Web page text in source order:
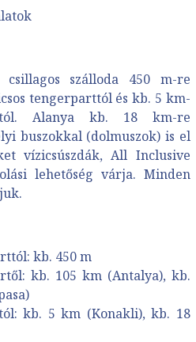
szálloda 450 m-re
tengerparttól és kb. 5 km-
Alanya kb. 18 km-re
buszokkal (dolmuszok) is el
vízicsúszdák, All Inclusive
lehetőség várja. Minden
kb. 450 m
kb. 105 km (Antalya), kb.
kb. 5 km (Konakli), kb. 18